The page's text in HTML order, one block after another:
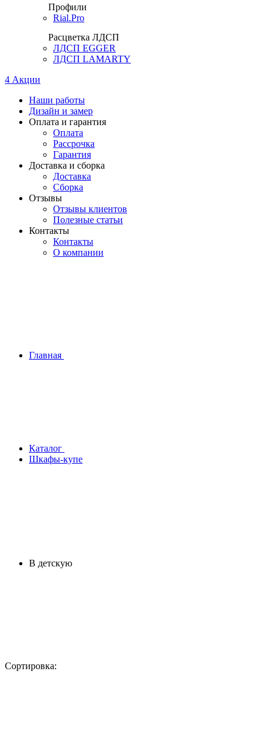
Профили
Rial.Pro
Расцветка ЛДСП
ЛДСП EGGER
ЛДСП LAMARTY
4 Акции
Наши работы
Дизайн и замер
Оплата и гарантия
Оплата
Рассрочка
Гарантия
Доставка и сборка
Доставка
Сборка
Отзывы
Отзывы клиентов
Полезные статьи
Контакты
Контакты
О компании
Главная
Каталог
Шкафы-купе
В детскую
Сортировка: